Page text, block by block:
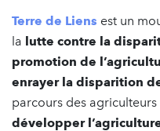
Terre de Liens est un
la lutte contre la
promotion de
enrayer la disparition
parcours des agriculteurs
développer